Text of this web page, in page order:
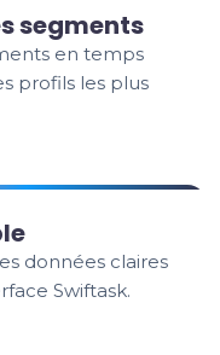
segments
en temps
profils les plus
données claires
Swiftask.